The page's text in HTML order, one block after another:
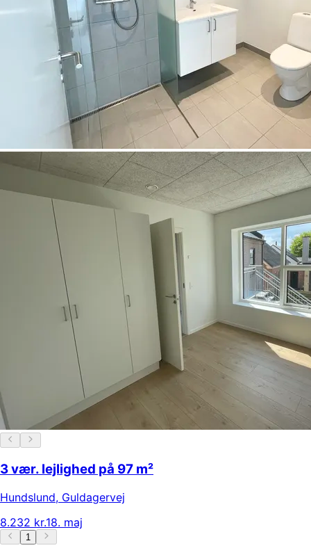
3 vær. lejlighed på 97 m²
Hundslund, Guldagervej
8.232 kr.18. maj
1